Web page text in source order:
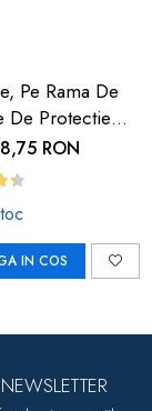
Pe Rama De
De Protectie
Car-Boy Safety
RON
IN COS
NEWSLETTER